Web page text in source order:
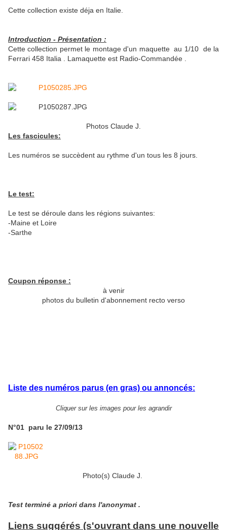
Cette collection existe déja en Italie.
Introduction - Présentation :
Cette collection permet le montage d'un maquette au 1/10 de la
Ferrari 458 Italia . Lamaquette est Radio-Commandée .
Photos Claude J.
Les fascicules:
Les numéros se succèdent au rythme d'un tous les 8 jours.
Le test:
Le test se déroule dans les régions suivantes:
-Maine et Loire
-Sarthe
Coupon réponse :
à venir
photos du bulletin d'abonnement recto verso
Liste des numéros parus (en gras) ou annoncés:
Cliquer sur les images pour les agrandir
N°01 paru le 27/09/13
Photo(s) Claude J.
Test terminé a priori dans l'anonymat .
Liens suggérés (s'ouvrant dans une nouvelle